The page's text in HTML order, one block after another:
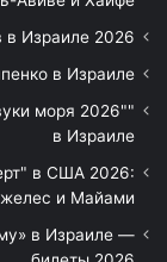
Израиле 2026
в Израиле
моря 2026"
в Израиле
в США 2026:
и Майами
в Израиле —